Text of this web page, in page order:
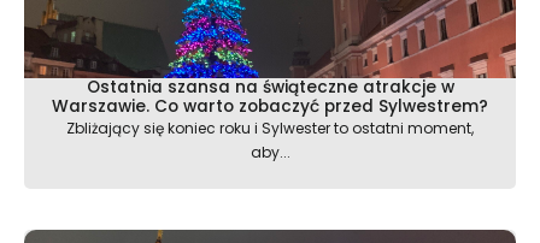
Ostatnia szansa na świąteczne atrakcje w
Warszawie. Co warto zobaczyć przed Sylwestrem?
Zbliżający się koniec roku i Sylwester to ostatni moment,
aby...